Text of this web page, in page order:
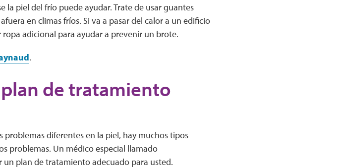
la piel del frío puede ayudar. Trate de usar guantes
en climas fríos. Si va a pasar del calor a un edificio
adicional para ayudar a prevenir un brote.
.
de tratamiento
diferentes en la piel, hay muchos tipos
problemas. Un médico especial llamado
plan de tratamiento adecuado para usted.